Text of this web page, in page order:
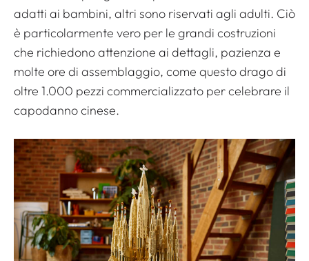
adatti ai bambini, altri sono riservati agli adulti. Ciò
è particolarmente vero per le grandi costruzioni
che richiedono attenzione ai dettagli, pazienza e
molte ore di assemblaggio, come questo drago di
oltre 1.000 pezzi commercializzato per celebrare il
capodanno cinese.